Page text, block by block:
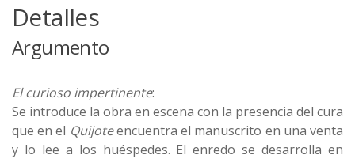
Detalles
Argumento
El curioso impertinente:
Se introduce la obra en escena con la presencia del cura
que en el Quijoteencuentra el manuscrito en una venta
y lo lee a los huéspedes. El enredo se desarrolla en